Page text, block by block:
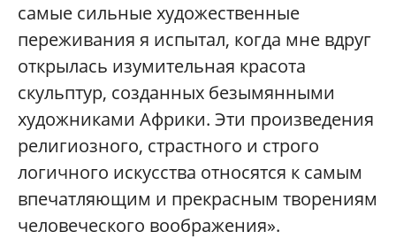
самые сильные художественные
переживания я испытал, когда мне вдруг
открылась изумительная красота
скульптур, созданных безымянными
художниками Африки. Эти произведения
религиозного, страстного и строго
логичного искусства относятся к самым
впечатляющим и прекрасным творениям
человеческого воображения».